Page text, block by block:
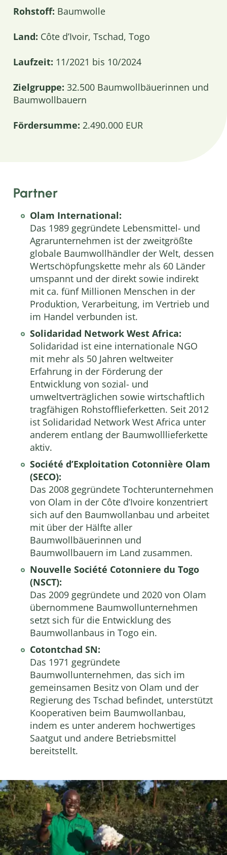
Rohstoff: Baumwolle
Land: Côte d’Ivoir, Tschad, Togo
Laufzeit: 11/2021 bis 10/2024
Zielgruppe: 32.500 Baumwollbäuerinnen und
Baumwollbauern
Fördersumme: 2.490.000 EUR
Partner
Olam International:
Das 1989 gegründete Lebensmittel- und
Agrarunternehmen ist der zweitgrößte
globale Baumwollhändler der Welt, dessen
Wertschöpfungskette mehr als 60 Länder
umspannt und der direkt sowie indirekt
mit ca. fünf Millionen Menschen in der
Produktion, Verarbeitung, im Vertrieb und
im Handel verbunden ist.
Solidaridad Network West Africa:
Solidaridad ist eine internationale NGO
mit mehr als 50 Jahren weltweiter
Erfahrung in der Förderung der
Entwicklung von sozial- und
umweltverträglichen sowie wirtschaftlich
tragfähigen Rohstofflieferketten. Seit 2012
ist Solidaridad Network West Africa unter
anderem entlang der Baumwolllieferkette
aktiv.
Société d’Exploitation Cotonnière Olam
(SECO):
Das 2008 gegründete Tochterunternehmen
von Olam in der Côte d’Ivoire konzentriert
sich auf den Baumwollanbau und arbeitet
mit über der Hälfte aller
Baumwollbäuerinnen und
Baumwollbauern im Land zusammen.
Nouvelle Société Cotonniere du Togo
(NSCT):
Das 2009 gegründete und 2020 von Olam
übernommene Baumwollunternehmen
setzt sich für die Entwicklung des
Baumwollanbaus in Togo ein.
Cotontchad SN:
Das 1971 gegründete
Baumwollunternehmen, das sich im
gemeinsamen Besitz von Olam und der
Regierung des Tschad befindet, unterstützt
Kooperativen beim Baumwollanbau,
indem es unter anderem hochwertiges
Saatgut und andere Betriebsmittel
bereitstellt.